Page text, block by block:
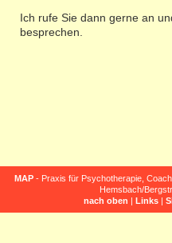
Ich rufe Sie dann gerne an
besprechen.
MAP - Praxis für Psychotherapie,
Hemsbach/
nach oben | Links |